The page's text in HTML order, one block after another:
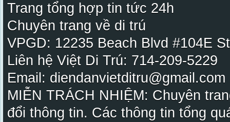
Trang tổng hợp tin tức 24h
Chuyên trang về di trú
VPGD: 12235 Beach Blvd #104E
Liên hệ Việt Di Trú: 714-209-5229
Email:
MIỄN TRÁCH NHIỆM: Chuyên
đổi thông tin. Các thông tin tổng